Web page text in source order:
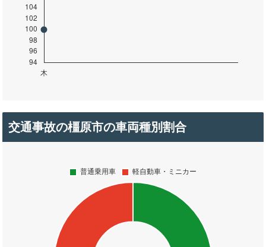
交通事故の橿原市の車両種別割合